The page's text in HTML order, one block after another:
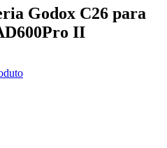
Godox C26 para
II